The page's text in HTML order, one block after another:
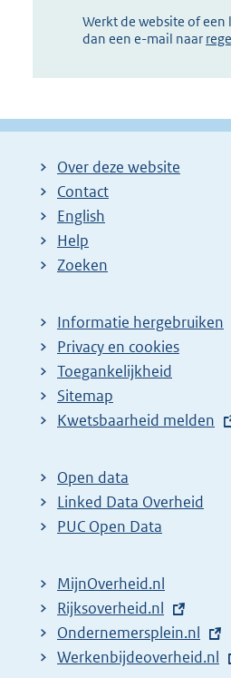
Werkt de website of
dan een e-mail naar
Over deze website
Contact
English
Help
Zoeken
Informatie hergebruiken
Privacy en cookies
Toegankelijkheid
Sitemap
E
t
e
r
l
i
n
k
Kwetsbaarheid melden
Open data
Linked Data Overheid
PUC Open Data
MijnOverheid.nl
E
x
t
Rijksoverheid.nl
E
x
Ondernemersplein.nl
E
Werkenbijdeoverheid.nl